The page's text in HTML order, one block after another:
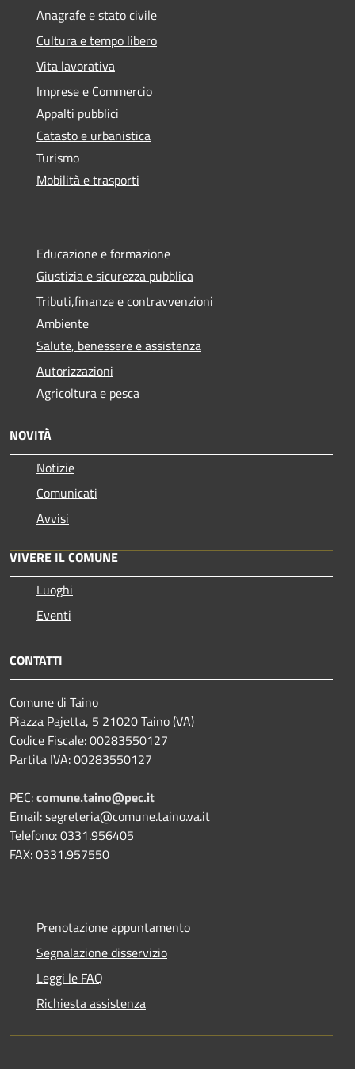
Anagrafe e stato civile
Cultura e tempo libero
Vita lavorativa
Imprese e Commercio
Appalti pubblici
Catasto e urbanistica
Turismo
Mobilità e trasporti
Educazione e formazione
Giustizia e sicurezza pubblica
Tributi,finanze e contravvenzioni
Ambiente
Salute, benessere e assistenza
Autorizzazioni
Agricoltura e pesca
NOVITÀ
Notizie
Comunicati
Avvisi
VIVERE IL COMUNE
Luoghi
Eventi
CONTATTI
Comune di Taino
Piazza Pajetta, 5 21020 Taino (VA)
Codice Fiscale: 00283550127
Partita IVA: 00283550127
PEC:comune.taino@pec.it
Email: segreteria@comune.taino.va.it
Telefono: 0331.956405
FAX: 0331.957550
Prenotazione appuntamento
Segnalazione disservizio
Leggi le FAQ
Richiesta assistenza